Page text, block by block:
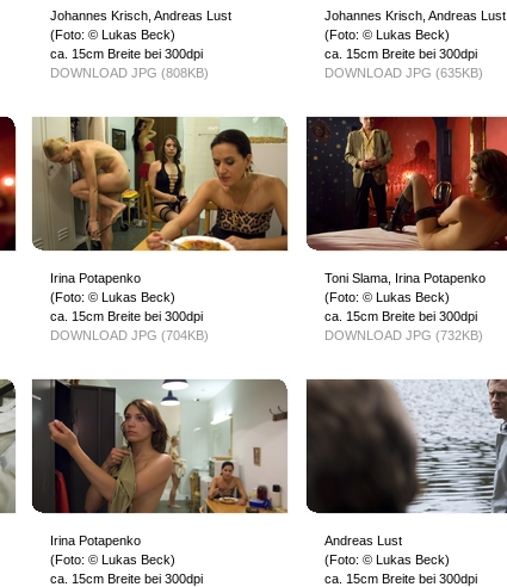
Johannes Krisch, Andreas Lust
(Foto: © Lukas Beck)
ca. 15cm Breite bei 300dpi
DOWNLOAD JPG (635KB)
Johannes Krisch, Andreas Lust
(Foto: © Lukas Beck)
ca. 15cm Breite bei 300dpi
DOWNLOAD JPG (808KB)
Toni Slama, Irina Potapenko
(Foto: © Lukas Beck)
ca. 15cm Breite bei 300dpi
DOWNLOAD JPG (732KB)
Irina Potapenko
(Foto: © Lukas Beck)
ca. 15cm Breite bei 300dpi
DOWNLOAD JPG (704KB)
Andreas Lust
(Foto: © Lukas Beck)
ca. 15cm Breite bei 300dpi
Irina Potapenko
(Foto: © Lukas Beck)
ca. 15cm Breite bei 300dpi